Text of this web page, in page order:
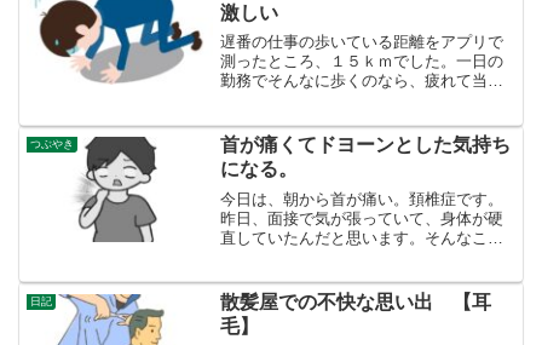
激しい
遅番の仕事の歩いている距離をアプリで
測ったところ、１５ｋｍでした。一日の
勤務でそんなに歩くのなら、疲れて当然
を２ヶ月半繰り返して、体はなんとか慣
れつつあります。若い時は...
つぶやき
首が痛くてドヨーンとした気持ち
になる。
今日は、朝から首が痛い。頚椎症です。
昨日、面接で気が張っていて、身体が硬
直していたんだと思います。そんなこと
くなります。そんなんで働けるんだろう
か─。そう思うと、面接は...
日記
散髪屋での不快な思い出 【耳
毛】